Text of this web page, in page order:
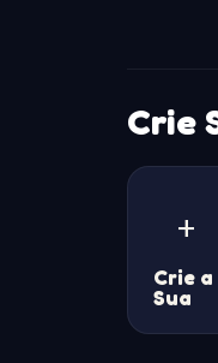
Crie
+
Crie a
Sua